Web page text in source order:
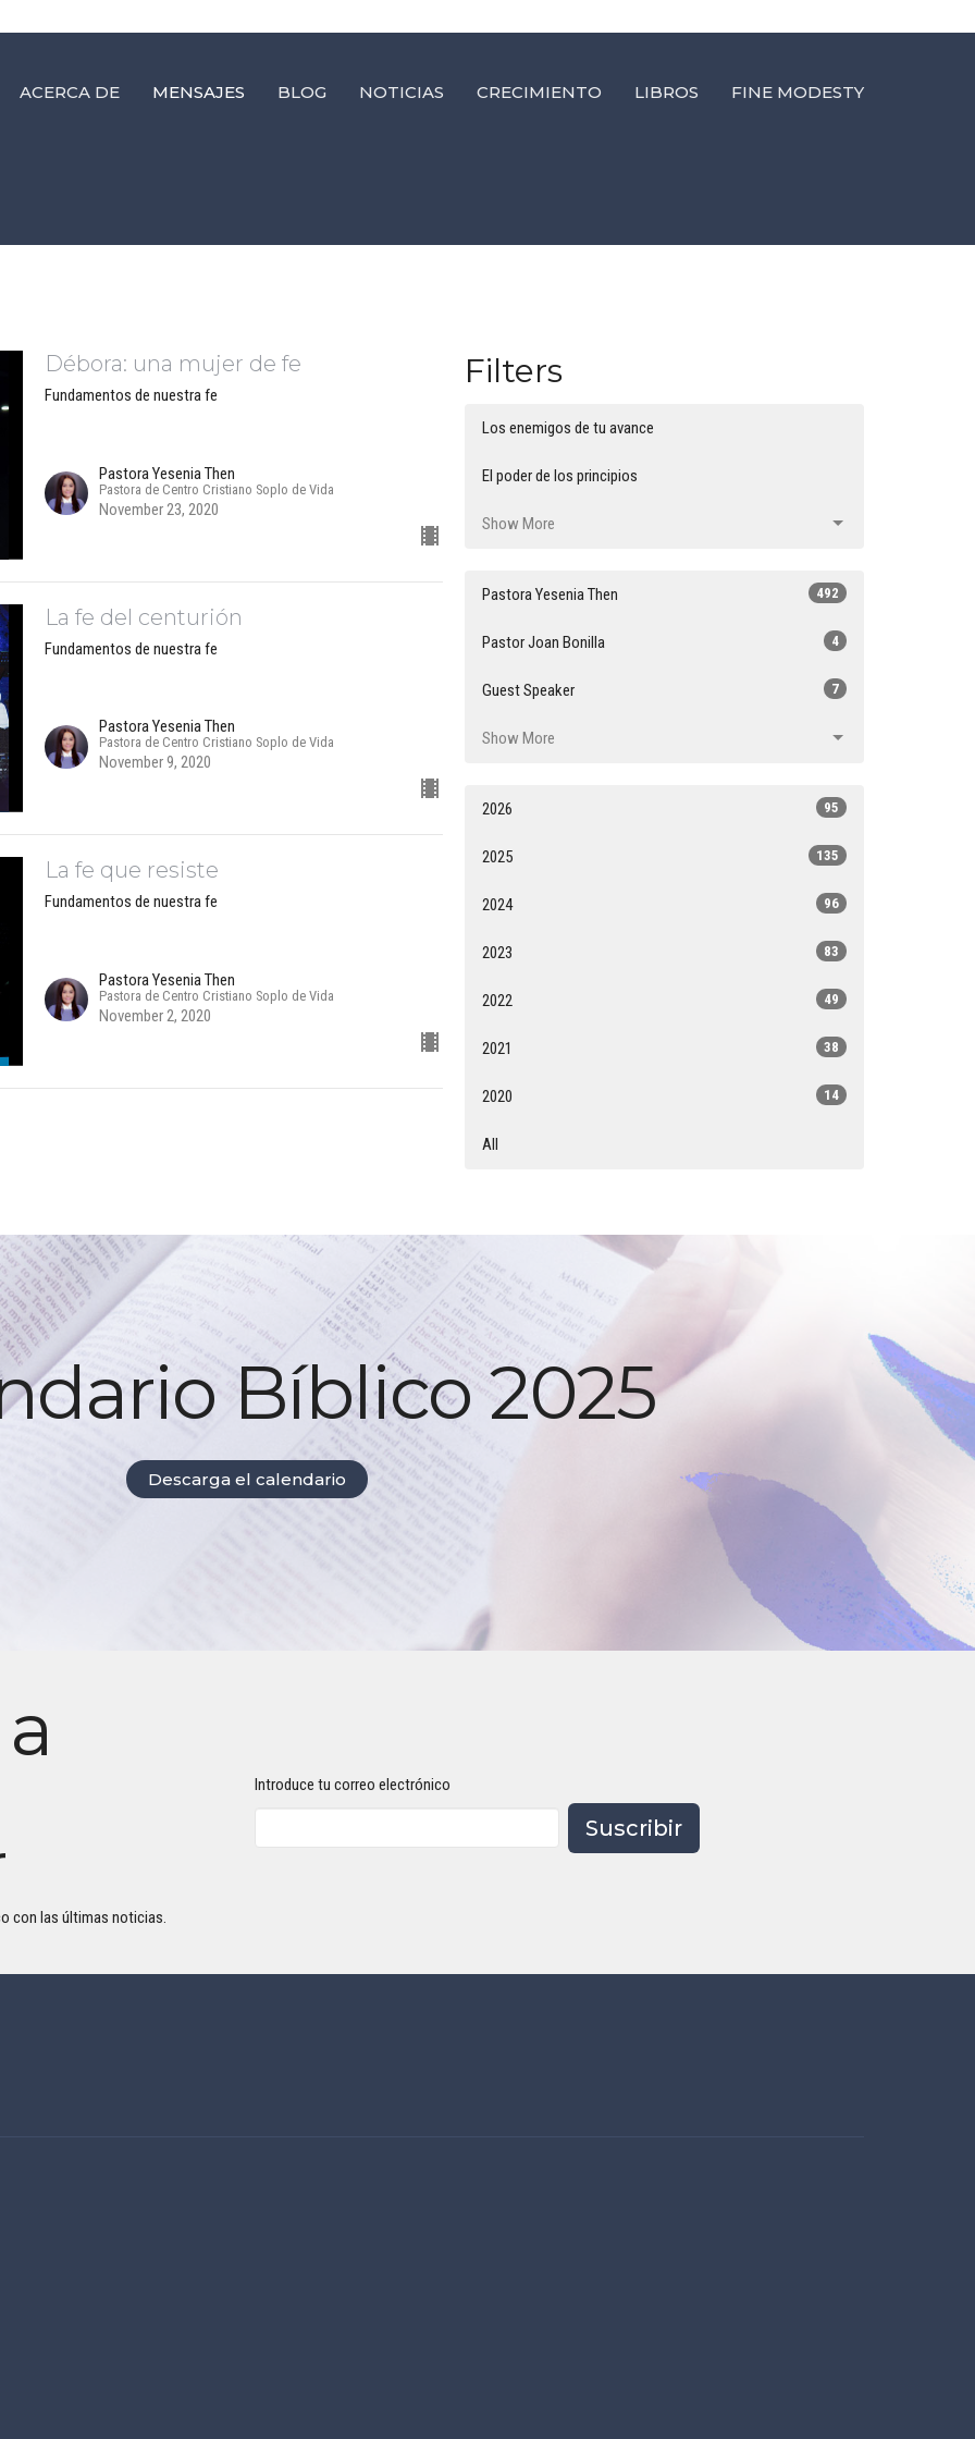
ACERCA DE MENSAJES BLOG NOTICIAS CRECIMIENTO LIBROS FINE MODESTY
Débora: una mujer de fe
Fundamentos de nuestra fe
Pastora Yesenia Then
Pastora de Centro Cristiano Soplo de Vida
November 23, 2020
La fe del centurión
Fundamentos de nuestra fe
Pastora Yesenia Then
Pastora de Centro Cristiano Soplo de Vida
November 9, 2020
La fe que resiste
Fundamentos de nuestra fe
Pastora Yesenia Then
Pastora de Centro Cristiano Soplo de Vida
November 2, 2020
Filters
Los enemigos de tu avance
El poder de los principios
Show More
Pastora Yesenia Then 492
Pastor Joan Bonilla 4
Guest Speaker 7
Show More
2026 95
2025 135
2024 96
2023 83
2022 49
2021 38
2020 14
All
Bíblico 2025
Descarga el calendario
con las últimas noticias.
Introduce tu correo electrónico
Suscribir